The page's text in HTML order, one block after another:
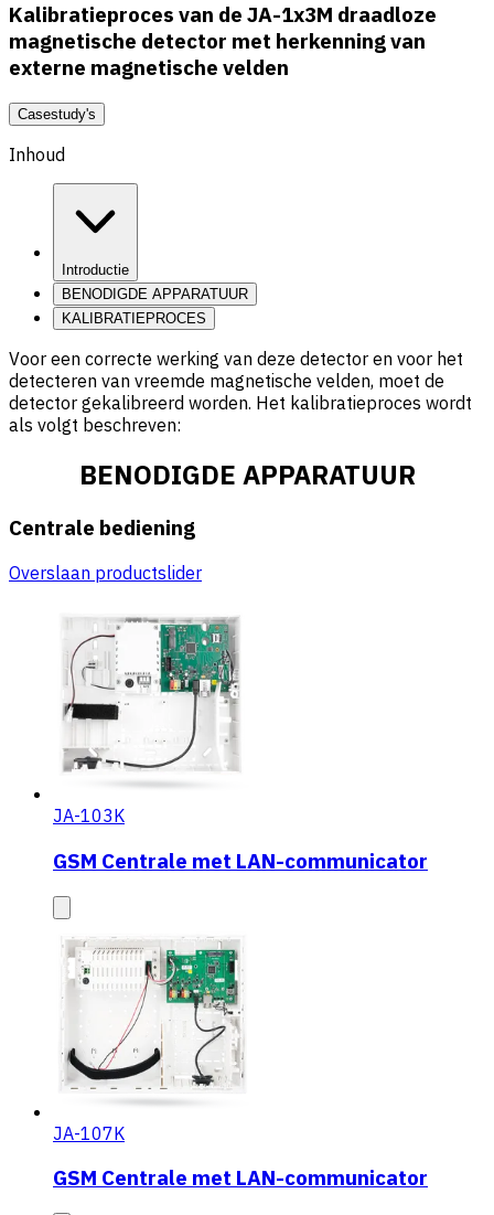
Kalibratieproces van de JA-1x3M draadloze
magnetische detector met herkenning van
externe magnetische velden
Casestudy's
Inhoud
Introductie
BENODIGDE APPARATUUR
KALIBRATIEPROCES
Voor een correcte werking van deze detector en voor het
detecteren van vreemde magnetische velden, moet de
detector gekalibreerd worden. Het kalibratieproces wordt
als volgt beschreven:
BENODIGDE APPARATUUR
Centrale bediening
Overslaan productslider
JA-103K
GSM Centrale met LAN-communicator
JA-107K
GSM Centrale met LAN-communicator